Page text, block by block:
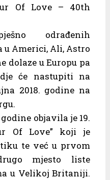
Of Love – 40th
odrađenih
Americi, Ali, Astro
dolaze u Europu pa
će nastupiti na
2018. godine na
objavila je 19.
Of Love” koji je
te već u prvom
mjesto liste
u Velikoj Britaniji.